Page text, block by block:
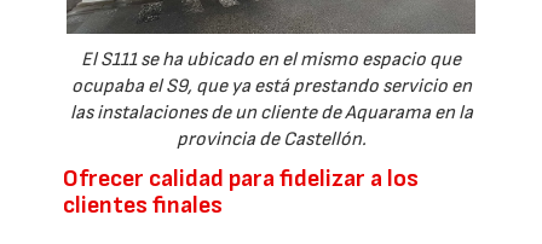
El S111 se ha ubicado en el mismo espacio que
ocupaba el S9, que ya está prestando servicio en
las instalaciones de un cliente de Aquarama en la
provincia de Castellón.
Ofrecer calidad para fidelizar a los
clientes finales